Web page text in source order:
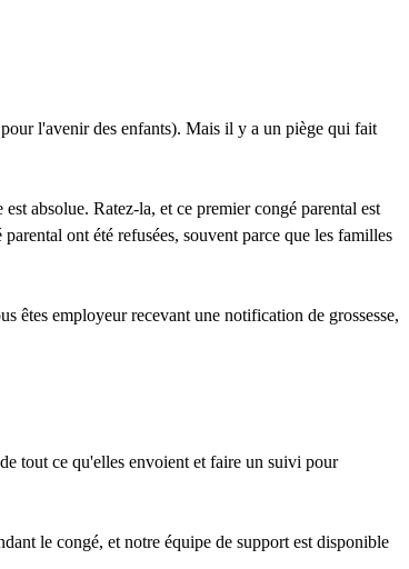
l'avenir des enfants). Mais il y a un piège qui fait
absolue. Ratez-la, et ce premier congé parental est
ont été refusées, souvent parce que les familles
êtes employeur recevant une notification de grossesse,
tout ce qu'elles envoient et faire un suivi pour
le congé, et notre équipe de support est disponible